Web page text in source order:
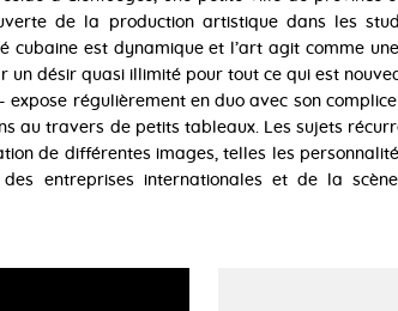
de la production artistique dans les
cubaine est dynamique et l’art agit comme
un désir quasi illimité pour tout ce qui est
régulièrement en duo avec son
au travers de petits tableaux. Les sujets
de différentes images, telles les
entreprises internationales et de la